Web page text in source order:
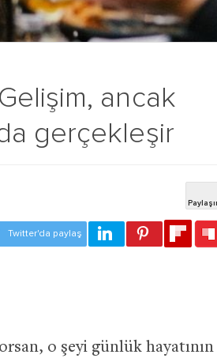
ancak
gerçekleşir
o şeyi günlük hayatının